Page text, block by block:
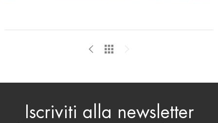
Iscriviti alla newsletter